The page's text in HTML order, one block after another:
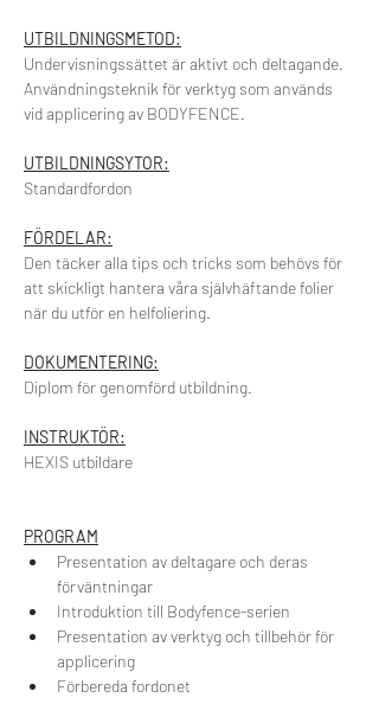
UTBILDNINGSMETOD:
Undervisningssättet är aktivt och deltagande.
Användningsteknik för verktyg som används
vid applicering av BODYFENCE.
UTBILDNINGSYTOR:
Standardfordon
FÖRDELAR:
Den täcker alla tips och tricks som behövs för
att skickligt hantera våra självhäftande folier
när du utför en helfoliering.
DOKUMENTERING:
Diplom för genomförd utbildning.
INSTRUKTÖR:
HEXIS utbildare
PROGRAM
Presentation av deltagare och deras
förväntningar
Introduktion till Bodyfence-serien
Presentation av verktyg och tillbehör för
applicering
Förbereda fordonet